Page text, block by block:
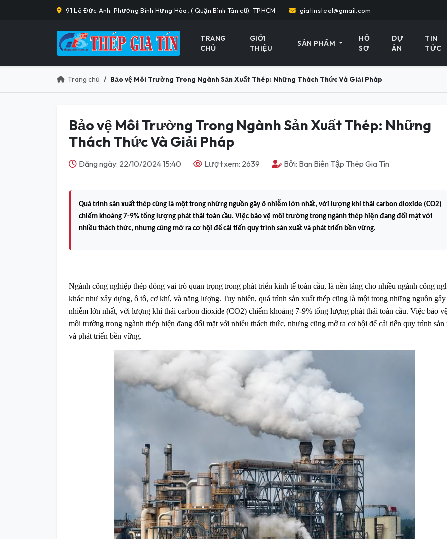
91 Lê Đức Anh. Phường Bình Hưng Hòa, ( Quận Bình Tân cũ). TPHCM giatinsteel@gmail.com
TRANG
CHỦ
GIỚI
THIỆU
SẢN PHẨM
HỒ
SƠ
DỰ
ÁN
TIN
TỨC
Trang chủ Bảo vệ Môi Trường Trong Ngành Sản Xuất Thép: Những Thách Thức Và Giải Pháp
Bảo vệ Môi Trường Trong Ngành Sản Xuất Thép: Những
Thách Thức Và Giải Pháp
Đăng ngày: 22/10/2024 15:40 Lượt xem: 2639 Bởi: Ban Biên Tập Thép Gia Tín
Quá trình sản xuất thép cũng là một trong những nguồn gây ô nhiễm lớn nhất, với lượng khí thải carbon dioxide (CO2)
chiếm khoảng 7-9% tổng lượng phát thải toàn cầu. Việc bảo vệ môi trường trong ngành thép hiện đang đối mặt với
nhiều thách thức, nhưng cũng mở ra cơ hội để cải tiến quy trình sản xuất và phát triển bền vững.
Ngành công nghiệp thép đóng vai trò quan trọng trong phát triển kinh tế toàn cầu, là nền tảng cho nhiều ngành công
khác như xây dựng, ô tô, cơ khí, và năng lượng. Tuy nhiên, quá trình sản xuất thép cũng là một trong những nguồn gây
nhiễm lớn nhất, với lượng khí thải carbon dioxide (CO2) chiếm khoảng 7-9% tổng lượng phát thải toàn cầu. Việc bảo vệ
môi trường trong ngành thép hiện đang đối mặt với nhiều thách thức, nhưng cũng mở ra cơ hội để cải tiến quy trình sản
và phát triển bền vững.